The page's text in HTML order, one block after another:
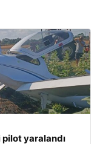
pilot yaralandı